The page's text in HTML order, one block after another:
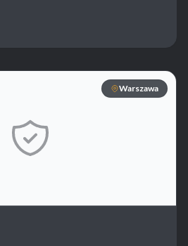
oraz maszyn budowlanych a
kryminalnych. Działania biura
Warszawa